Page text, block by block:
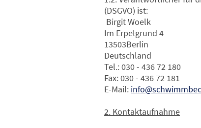
(DSGVO) ist:
Birgit Woelk
Im Erpelgrund 4
13503Berlin
Deutschland
Tel.: 030 - 436 72 180
Fax: 030 - 436 72 181
E-Mail:
2. Kontaktaufnahme